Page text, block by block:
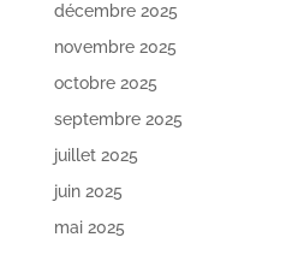
décembre 2025
novembre 2025
octobre 2025
septembre 2025
juillet 2025
juin 2025
mai 2025